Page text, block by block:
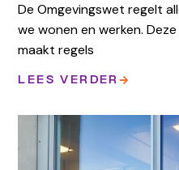
De Omgevingswet regelt
we wonen en werken.
maakt regels
LEES VERDER